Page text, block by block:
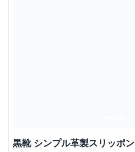
黒靴 シンプル革製スリッポン